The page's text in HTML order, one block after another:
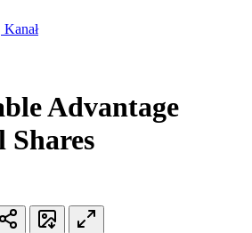
Kanał
Advantage
Shares